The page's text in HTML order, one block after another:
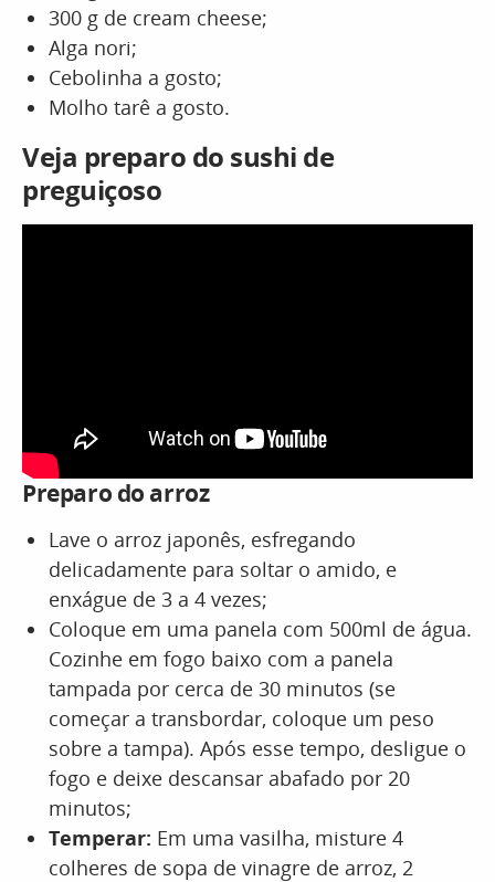
300 g de cream cheese;
Alga nori;
Cebolinha a gosto;
Molho tarê a gosto.
Veja preparo do sushi de
preguiçoso
Preparo do arroz
Lave o arroz japonês, esfregando
delicadamente para soltar o amido, e
enxágue de 3 a 4 vezes;
Coloque em uma panela com 500ml de água.
Cozinhe em fogo baixo com a panela
tampada por cerca de 30 minutos (se
começar a transbordar, coloque um peso
sobre a tampa). Após esse tempo, desligue o
fogo e deixe descansar abafado por 20
minutos;
Temperar: Em uma vasilha, misture 4
colheres de sopa de vinagre de arroz, 2